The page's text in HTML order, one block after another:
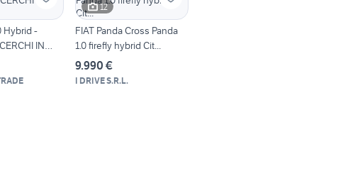
Hybrid -
IN
12
FIAT Panda Cross Panda
1.0 firefly hybrid Cit...
9.990 €
I DRIVE S.R.L.